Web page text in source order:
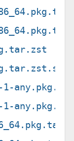
1-
1-